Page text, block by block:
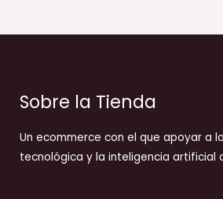
Sobre la Tienda
Un ecommerce con el que apoyar a
tecnológica y la inteligencia artificial